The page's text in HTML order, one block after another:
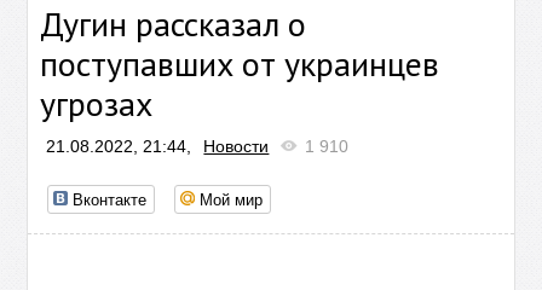
Дугин рассказал о
поступавших от украинцев
угрозах
21.08.2022, 21:44, Новости 1 910
Вконтакте Мой мир